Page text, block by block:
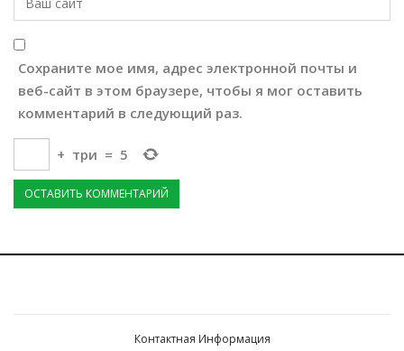
Сохраните мое имя, адрес электронной почты и
веб-сайт в этом браузере, чтобы я мог оставить
комментарий в следующий раз.
+ три = 5
Контактная Информация